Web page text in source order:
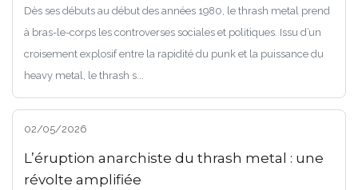
Dès ses débuts au début des années 1980, le thrash metal prend
à bras-le-corps les controverses sociales et politiques. Issu d’un
croisement explosif entre la rapidité du punk et la puissance du
heavy metal, le thrash s...
02/05/2026
L’éruption anarchiste du thrash metal : une
révolte amplifiée